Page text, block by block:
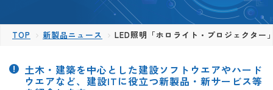
TOP 新製品ニュース LED照明「ホロライト・プロジェクター
土木・建築を中心とした建設ソフトウエアやハード
ウエアなど、建設ITに役立つ新製品・新サービス等